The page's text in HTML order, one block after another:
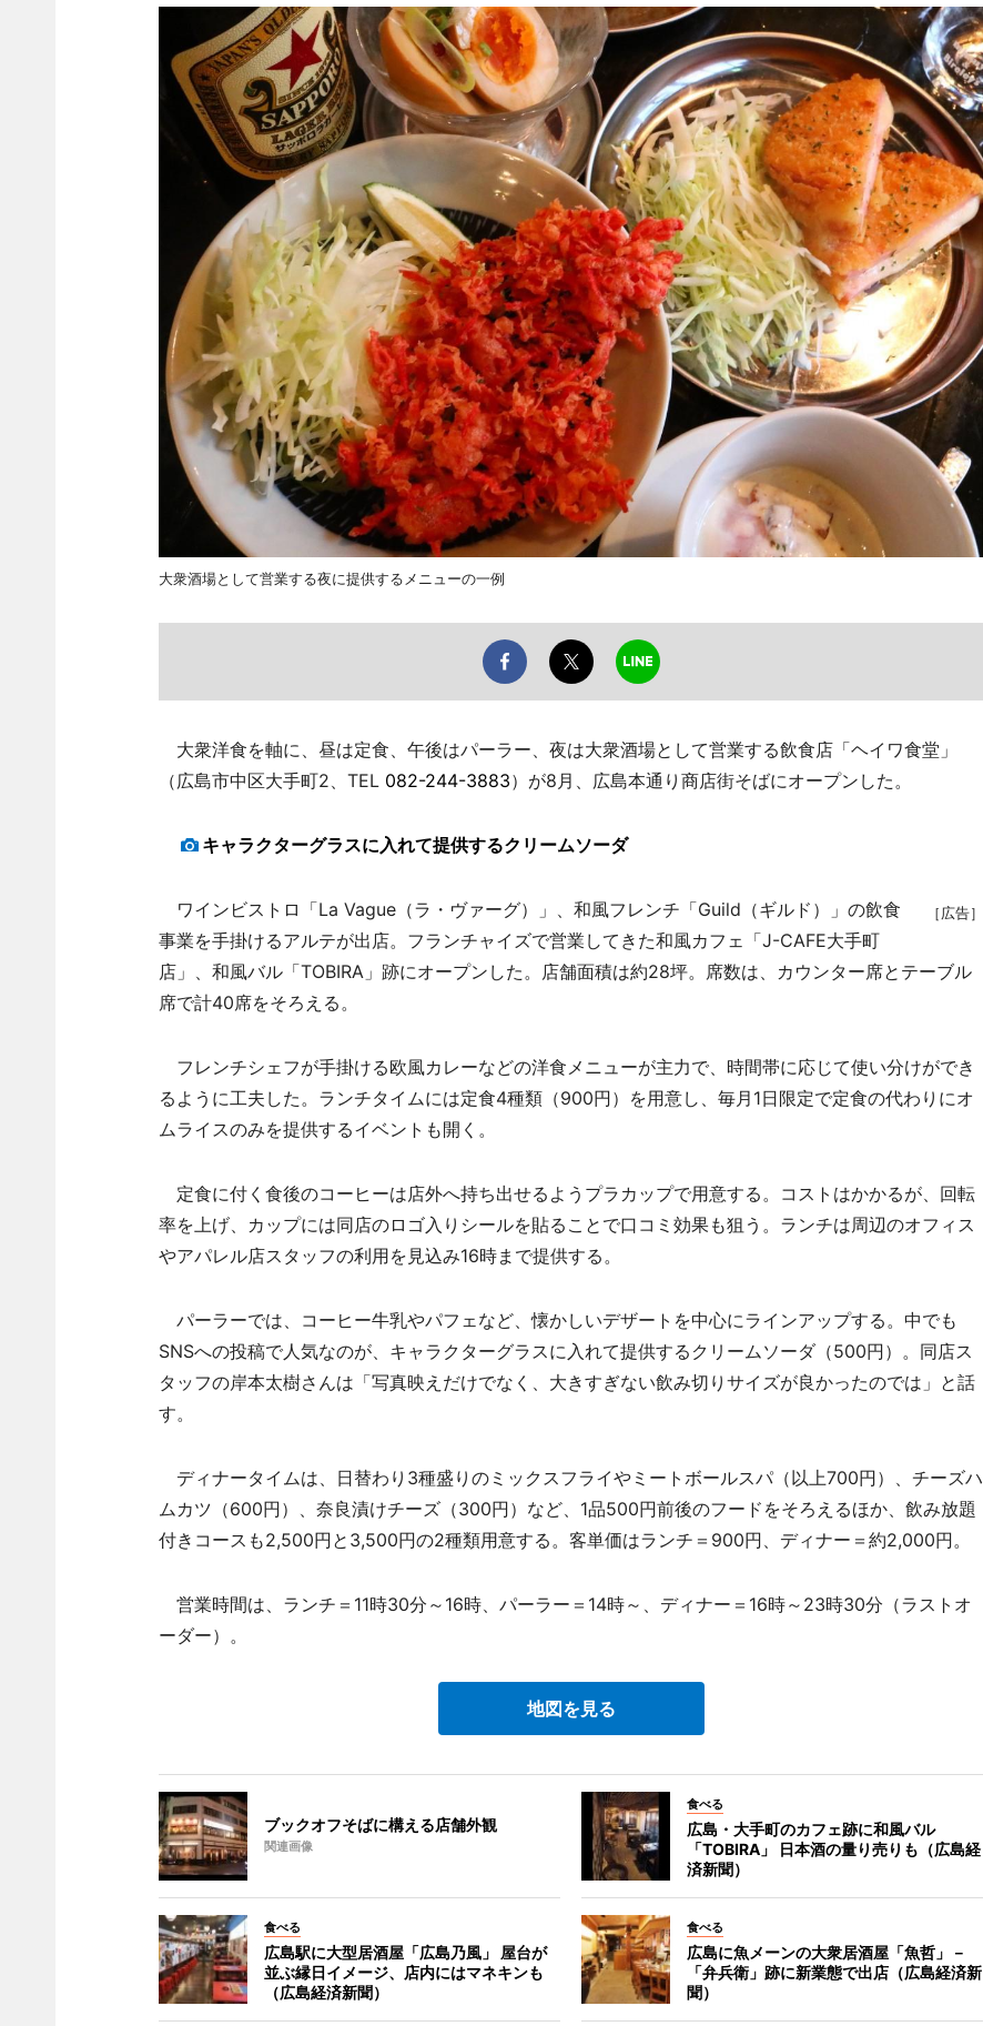
大衆酒場として営業する夜に提供するメニューの一例
大衆洋食を軸に、昼は定食、午後はパーラー、夜は大衆酒場として営業する飲食店「ヘイワ食堂」
（広島市中区大手町2、TEL 082-244-3883）が8月、広島本通り商店街そばにオープンした。
キャラクターグラスに入れて提供するクリームソーダ
［広告］
ワインビストロ「La Vague（ラ・ヴァーグ）」、和風フレンチ「Guild（ギルド）」の飲食
事業を手掛けるアルテが出店。フランチャイズで営業してきた和風カフェ「J-CAFE大手町
店」、和風バル「TOBIRA」跡にオープンした。店舗面積は約28坪。席数は、カウンター席とテーブル
席で計40席をそろえる。
フレンチシェフが手掛ける欧風カレーなどの洋食メニューが主力で、時間帯に応じて使い分けができ
るように工夫した。ランチタイムには定食4種類（900円）を用意し、毎月1日限定で定食の代わりにオ
ムライスのみを提供するイベントも開く。
定食に付く食後のコーヒーは店外へ持ち出せるようプラカップで用意する。コストはかかるが、回転
率を上げ、カップには同店のロゴ入りシールを貼ることで口コミ効果も狙う。ランチは周辺のオフィス
やアパレル店スタッフの利用を見込み16時まで提供する。
パーラーでは、コーヒー牛乳やパフェなど、懐かしいデザートを中心にラインアップする。中でも
SNSへの投稿で人気なのが、キャラクターグラスに入れて提供するクリームソーダ（500円）。同店ス
タッフの岸本太樹さんは「写真映えだけでなく、大きすぎない飲み切りサイズが良かったのでは」と話
す。
ディナータイムは、日替わり3種盛りのミックスフライやミートボールスパ（以上700円）、チーズハ
ムカツ（600円）、奈良漬けチーズ（300円）など、1品500円前後のフードをそろえるほか、飲み放題
付きコースも2,500円と3,500円の2種類用意する。客単価はランチ＝900円、ディナー＝約2,000円。
営業時間は、ランチ＝11時30分～16時、パーラー＝14時～、ディナー＝16時～23時30分（ラストオ
ーダー）。
地図を見る
ブックオフそばに構える店舗外観
関連画像
食べる
広島・大手町のカフェ跡に和風バル
「TOBIRA」 日本酒の量り売りも（広島経
済新聞）
食べる
広島駅に大型居酒屋「広島乃風」 屋台が
並ぶ縁日イメージ、店内にはマネキンも
（広島経済新聞）
食べる
広島に魚メーンの大衆居酒屋「魚哲」－
「弁兵衛」跡に新業態で出店（広島経済新
聞）